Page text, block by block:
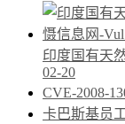
印度国有天
02-20
CVE-2008-
卡巴斯基员